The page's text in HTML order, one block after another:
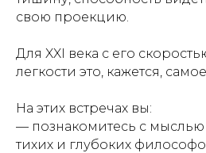
свою проекцию.
Для XXI века с его
легкости это, кажется,
На этих встречах вы:
— познакомитесь с
тихих и глубоких